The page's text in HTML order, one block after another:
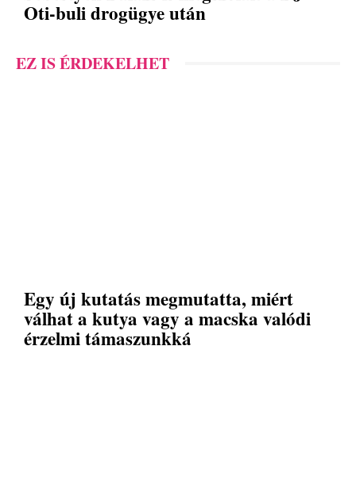
Oti-buli drogügye után
EZ IS ÉRDEKELHET
Egy új kutatás megmutatta, miért
válhat a kutya vagy a macska valódi
érzelmi támaszunkká